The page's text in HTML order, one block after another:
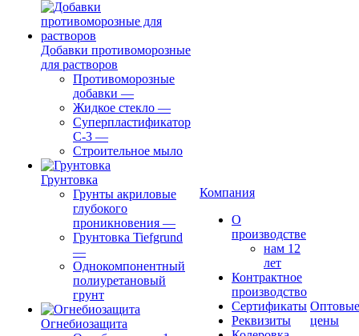
Добавки противоморозные
для растворов
Противоморозные
добавки —
Жидкое стекло —
Суперпластификатор
С-3 —
Строительное мыло
Грунтовка
Грунты акриловые
глубокого
проникновения —
Грунтовка Tiefgrund
—
Однокомпонентный
полиуретановый
грунт
Огнебиозащита
Компания
О
производстве
нам 12
лет
Контрактное
производство
Сертификаты
Реквизиты
Оптовые
цены